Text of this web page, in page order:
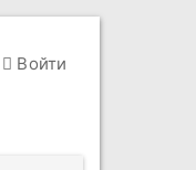
Войти